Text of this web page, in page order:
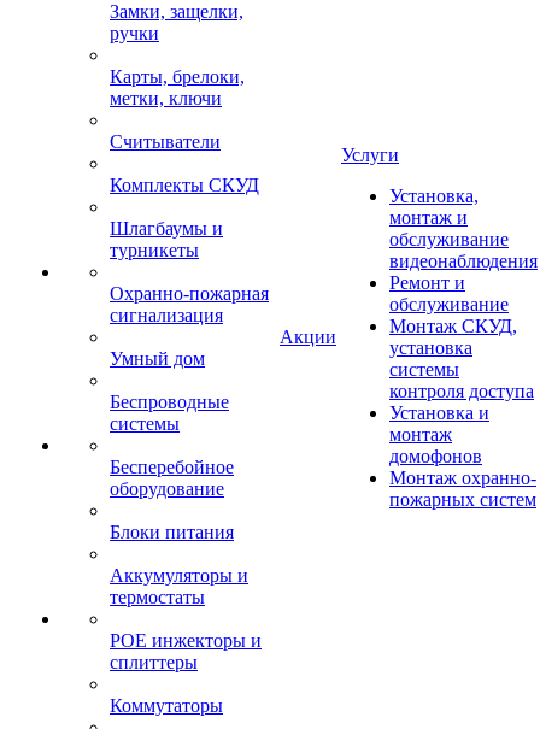
Замки, защелки,
ручки
Карты, брелоки,
метки, ключи
Считыватели
Комплекты СКУД
Шлагбаумы и
турникеты
Охранно-пожарная
сигнализация
Умный дом
Беспроводные
системы
Бесперебойное
оборудование
Блоки питания
Аккумуляторы и
термостаты
POE инжекторы и
сплиттеры
Коммутаторы
Акции
Услуги
Установка,
монтаж и
обслуживание
видеонаблюдения
Ремонт и
обслуживание
Монтаж СКУД,
установка
системы
контроля доступа
Установка и
монтаж
домофонов
Монтаж охранно-
пожарных систем